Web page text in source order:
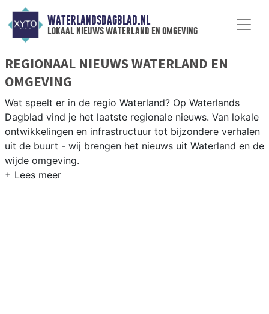
WATERLANDSDAGBLAD.NL
lokaal nieuws waterland en omgeving
REGIONAAL NIEUWS WATERLAND EN
OMGEVING
Wat speelt er in de regio Waterland? Op Waterlands
Dagblad vind je het laatste regionale nieuws. Van lokale
ontwikkelingen en infrastructuur tot bijzondere verhalen
uit de buurt - wij brengen het nieuws uit Waterland en de
wijde omgeving.